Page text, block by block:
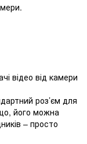
відео від камери
роз’єм для
його можна
– просто